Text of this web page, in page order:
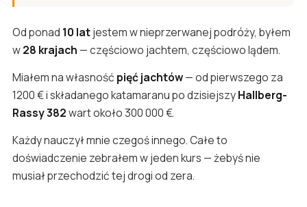
Od ponad 10 latjestem w nieprzerwanej podróży, byłem
w28 krajach — częściowo jachtem, częściowo lądem.
Miałem na własność pięć jachtów— od pierwszego za
1200 € i składanego katamaranu po dzisiejszyHallberg-
Rassy 382wart około 300 000 €.
Każdy nauczył mnie czegoś innego. Całe to
doświadczenie zebrałem w jeden kurs — żebyś nie
musiał przechodzić tej drogi od zera.